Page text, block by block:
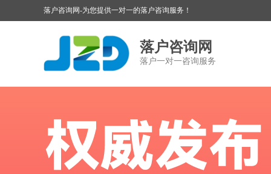
落户咨询网-为您提供一对一的落户咨询服务！
落户咨询网
落户一对一咨询服务